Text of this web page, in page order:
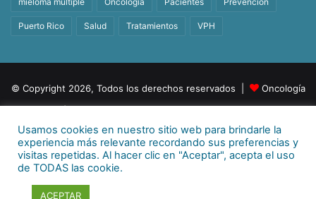
Puerto Rico Salud Tratamientos VPH
© Copyright 2026, Todos los derechos reservados |
Oncología
Para más información
E-mail:info@behealthpr.com
FacebookTwitter
Usamos cookies en nuestro sitio web para brindarle la
experiencia más relevante recordando sus preferencias y
visitas repetidas. Al hacer clic en "Aceptar", acepta el uso
de TODAS las cookie.
ACEPTAR